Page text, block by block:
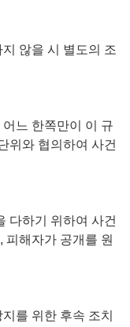
않을 시 별도의 조
느 한쪽만이 이 규
위와 협의하여 사건
다하기 위하여 사건
피해자가 공개를 원
를 위한 후속 조치